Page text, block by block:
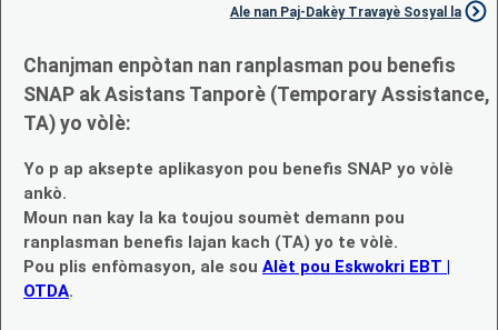
Ale nan Paj-Dakèy Travayè Sosyal la
Chanjman enpòtan nan ranplasman pou benefis
SNAP ak Asistans Tanporè (Temporary Assistance,
TA) yo vòlè:
Yo p ap aksepte aplikasyon pou benefis SNAP yo vòlè
ankò.
Moun nan kay la ka toujou soumèt demann pou
ranplasman benefis lajan kach (TA) yo te vòlè.
Pou plis enfòmasyon, ale sou Alèt pou Eskwokri EBT |
OTDA.